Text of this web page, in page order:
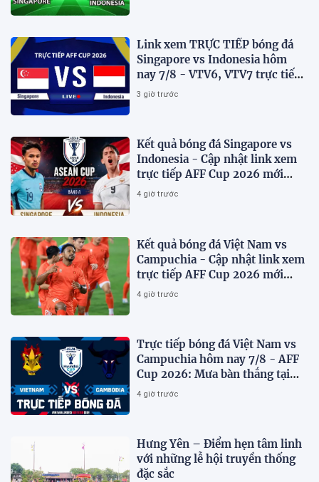
Link xem TRỰC TIẾP bóng đá
Singapore vs Indonesia hôm
nay 7/8 - VTV6, VTV7 trực tiếp
AFF Cup 2026
3 giờ trước
Kết quả bóng đá Singapore vs
Indonesia - Cập nhật link xem
trực tiếp AFF Cup 2026 mới
nhất.
4 giờ trước
Kết quả bóng đá Việt Nam vs
Campuchia - Cập nhật link xem
trực tiếp AFF Cup 2026 mới
nhất
4 giờ trước
Trực tiếp bóng đá Việt Nam vs
Campuchia hôm nay 7/8 - AFF
Cup 2026: Mưa bàn thắng tại
Mỹ Đình?
4 giờ trước
Hưng Yên – Điểm hẹn tâm linh
với những lễ hội truyền thống
đặc sắc